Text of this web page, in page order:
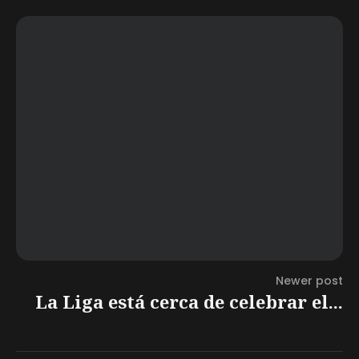
Newer post
La Liga está cerca de celebrar el...